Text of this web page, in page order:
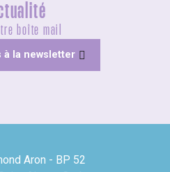
boîte mail
à la newsletter
Aron - BP 52